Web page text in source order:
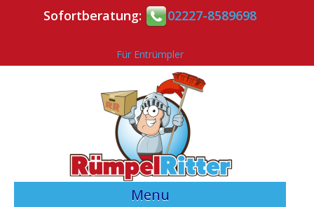
Sofortberatung: 02227-8589698
Für Entrümpler
Menu